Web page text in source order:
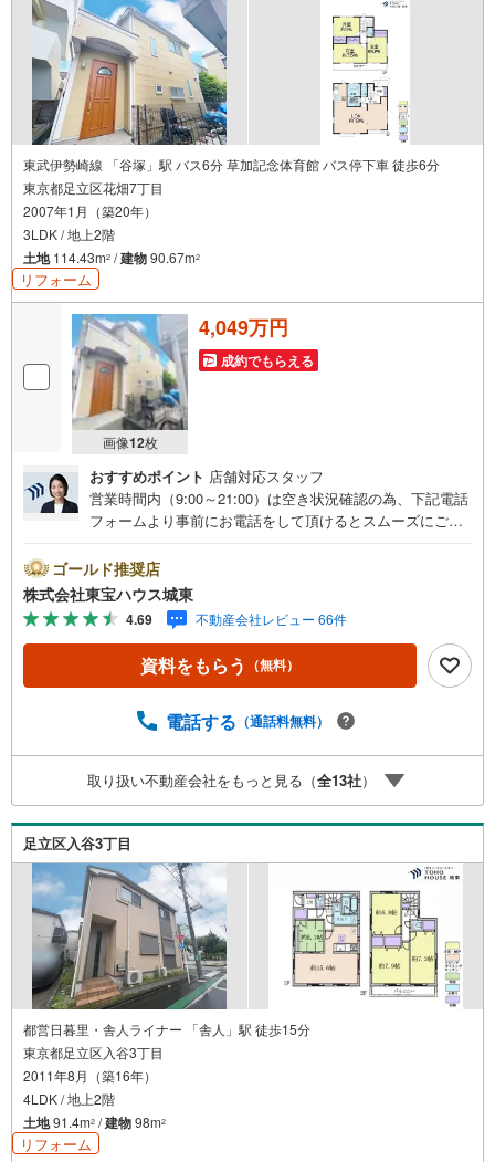
東武伊勢崎線 「谷塚」駅 バス6分 草加記念体育館 バス停下車 徒歩6分
東京都足立区花畑7丁目
2007年1月（築20年）
3LDK / 地上2階
土地114.43m2 /建物90.67m2
リフォーム
画像12枚
4,049万円
成約でもらえる
おすすめポイント 店舗対応スタッフ
営業時間内（9:00～21:00）は空き状況確認の為、下記電話
フォームより事前にお電話をして頂けるとスムーズにご案
カレンダーの作成▽ご購入後もお客様の人生のパートナー
として暮らしの「安心」を守り続けます。【Yahoo！ 不動
産キャンペーン対象店舗】当店で物件を成約するとPayPay
ボーナスライトがもらえる「Yahoo！ 不動産 物件ご成約キ
ャンペーン」の対象になります。「資料をもらう」「見学
予約をする」ボタンからお問い合わせください。※必ずYah
スライトは出金と譲渡はできません。ご案内・詳細な資料
時受け付けております！■頭金0円からのご購入可能です■
（諸費用もOK）お気軽にお問い合わせください。
ゴールド推奨店
株式会社東宝ハウス城東
4.69 不動産会社レビュー 66件
資料をもらう （無料）
電話する （通話料無料）
取り扱い不動産会社をもっと見る（全13社）
足立区入谷3丁目
都営日暮里・舎人ライナー 「舎人」駅 徒歩15分
東京都足立区入谷3丁目
2011年8月（築16年）
4LDK / 地上2階
土地91.4m2 /建物98m2
リフォーム